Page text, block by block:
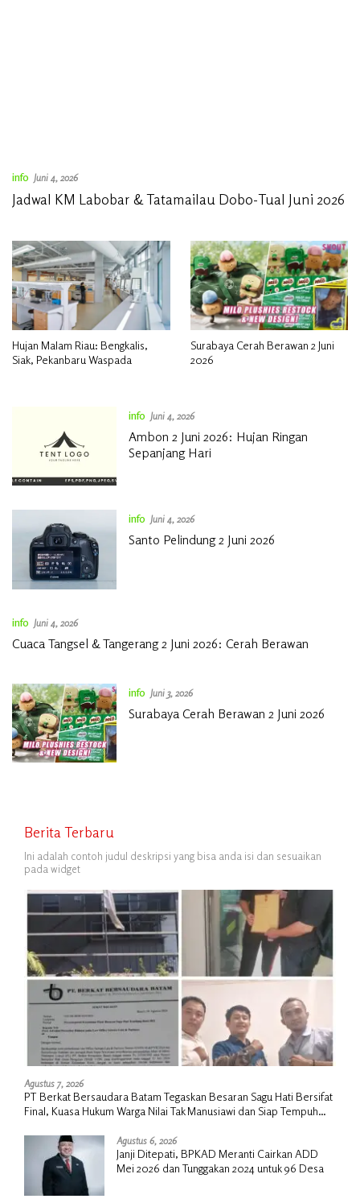
info Juni 4, 2026
Jadwal KM Labobar & Tatamailau Dobo-Tual Juni 2026
Hujan Malam Riau: Bengkalis,
Siak, Pekanbaru Waspada
Surabaya Cerah Berawan 2 Juni
2026
info Juni 4, 2026
Ambon 2 Juni 2026: Hujan Ringan
Sepanjang Hari
info Juni 4, 2026
Santo Pelindung 2 Juni 2026
info Juni 4, 2026
Cuaca Tangsel & Tangerang 2 Juni 2026: Cerah Berawan
info Juni 3, 2026
Surabaya Cerah Berawan 2 Juni 2026
Berita Terbaru
Ini adalah contoh judul deskripsi yang bisa anda isi dan sesuaikan
pada widget
Agustus 7, 2026
PT Berkat Bersaudara Batam Tegaskan Besaran Sagu Hati Bersifat
Final, Kuasa Hukum Warga Nilai Tak Manusiawi dan Siap Tempuh
Agustus 6, 2026
Janji Ditepati, BPKAD Meranti Cairkan ADD
Mei 2026 dan Tunggakan 2024 untuk 96 Desa